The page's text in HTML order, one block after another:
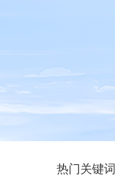
热门关键词